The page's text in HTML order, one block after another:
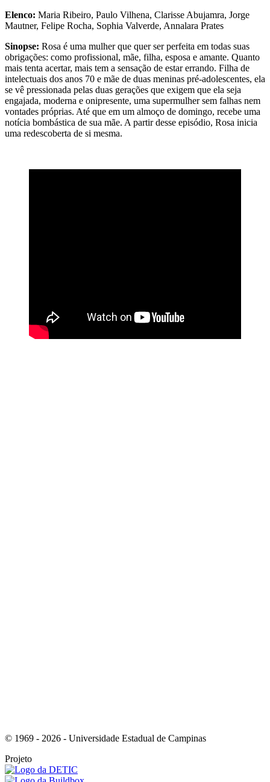
Elenco: Maria Ribeiro, Paulo Vilhena, Clarisse Abujamra, Jorge
Mautner, Felipe Rocha, Sophia Valverde, Annalara Prates
Sinopse: Rosa é uma mulher que quer ser perfeita em todas suas
obrigações: como profissional, mãe, filha, esposa e amante. Quanto
mais tenta acertar, mais tem a sensação de estar errando. Filha de
intelectuais dos anos 70 e mãe de duas meninas pré-adolescentes, ela
se vê pressionada pelas duas gerações que exigem que ela seja
engajada, moderna e onipresente, uma supermulher sem falhas nem
vontades próprias. Até que em um almoço de domingo, recebe uma
notícia bombástica de sua mãe. A partir desse episódio, Rosa inicia
uma redescoberta de si mesma.
© 1969 - 2026 - Universidade Estadual de Campinas
Projeto